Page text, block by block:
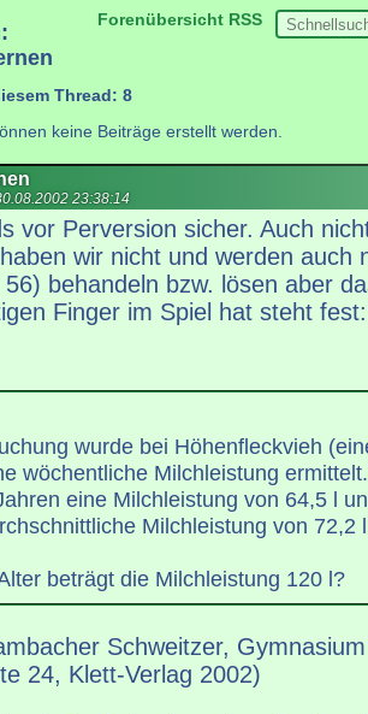
Forenübersicht RSS
:
Thread: 8
keine Beiträge erstellt werden.
23:38:14
vor Perversion sicher. Auch
wir nicht und werden auch
behandeln bzw. lösen aber
Finger im Spiel hat steht fest:
wurde bei Höhenfleckvieh
wöchentliche Milchleistung
eine Milchleistung von 64,5 l
Milchleistung von 72,2
beträgt die Milchleistung 120 l?
Schweitzer,
24, Klett-Verlag 2002)